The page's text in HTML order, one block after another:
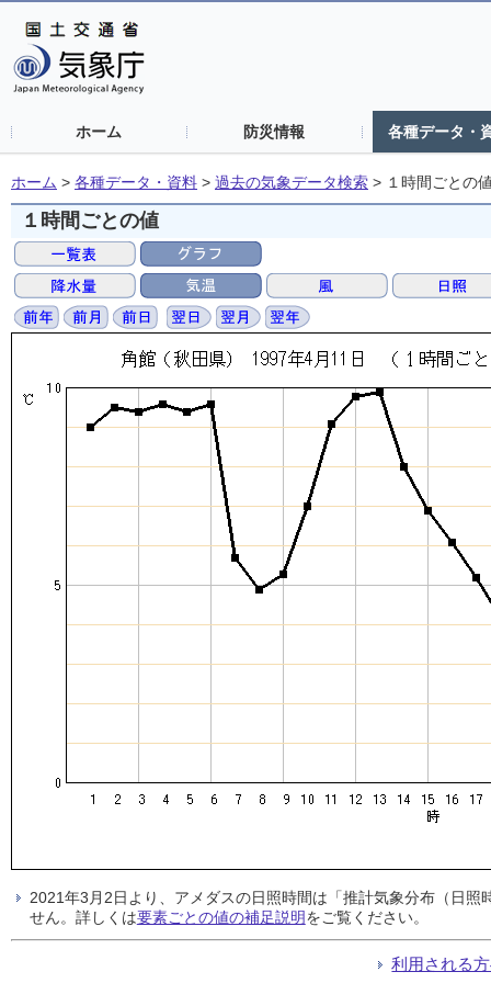
ホーム 防災情報 各種データ・
ホーム > 各種データ・資料 > 過去の気象データ検索 > １時間ごとの
１時間ごとの値
2021年3月2日より、アメダスの日照時間は「推計気象分布（日
せん。詳しくは要素ごとの値の補足説明をご覧ください。
利用される